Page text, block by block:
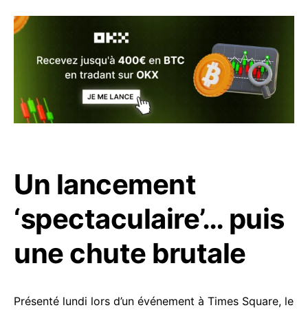
Un lancement
‘spectaculaire’… puis
une chute brutale
Présenté lundi lors d’un événement à Times Square, le